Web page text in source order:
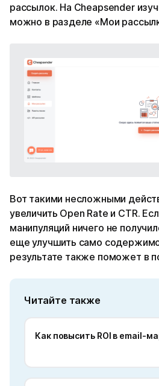
рассылок. На Cheapsender
можно в разделе «Мои
Вот такими несложными
увеличить Open Rate и CTR.
манипуляций ничего не
еще улучшить само
результате также поможет в
Читайте также
Как повысить ROI в email-